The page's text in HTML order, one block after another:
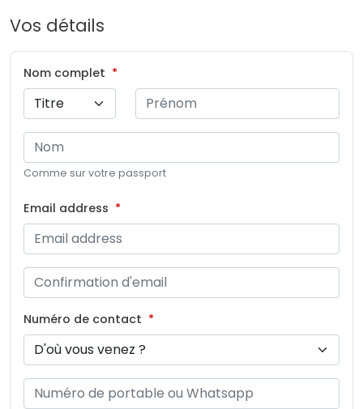
Vos détails
Nom complet
Comme sur votre passport
Email address
Numéro de contact